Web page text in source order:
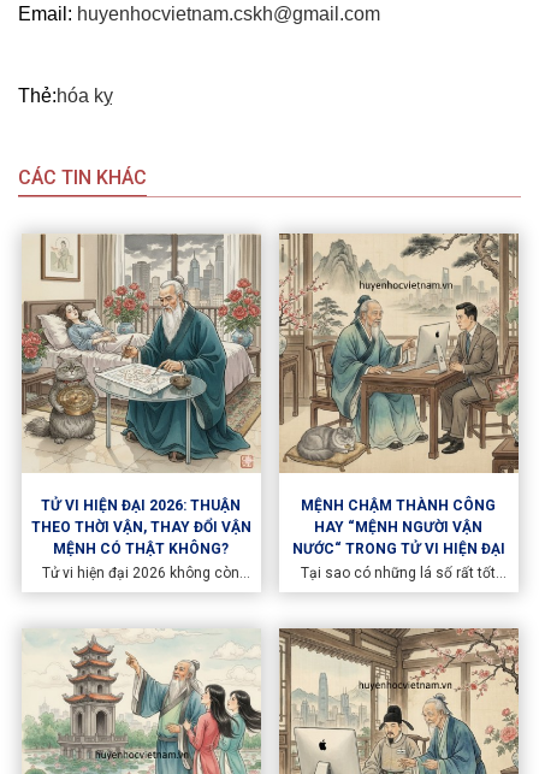
Email: huyenhocvietnam.cskh@gmail.com
Thẻ:hóa kỵ
CÁC TIN KHÁC
TỬ VI HIỆN ĐẠI 2026: THUẬN
THEO THỜI VẬN, THAY ĐỔI VẬN
MỆNH CÓ THẬT KHÔNG?
Tử vi hiện đại 2026 không còn
nhìn vận mệnh như một khuôn
quá trình vận động liên tục giữa
con người và thời cuộc. Vậy thay
đổi vận mệnh có thật không? Và
nếu có, giới hạn của sự thay đổi
nằm ở đâu?
MỆNH CHẬM THÀNH CÔNG
HAY “MỆNH NGƯỜI VẬN
NƯỚC“ TRONG TỬ VI HIỆN ĐẠI
Tại sao có những lá số rất tốt
nhưng lại thành công muộn?
về sự giao thoa giữa Mệnh - Vận -
Thế và lời khuyên cho người "hậu
phát" khi xem tử vi 2026.